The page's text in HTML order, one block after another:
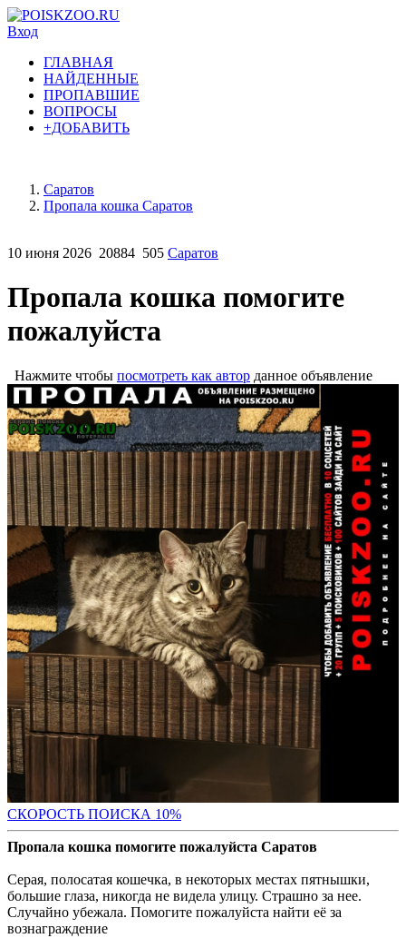
Вход
ГЛАВНАЯ
НАЙДЕННЫЕ
ПРОПАВШИЕ
ВОПРОСЫ
+ДОБАВИТЬ
Саратов
Пропала кошка Саратов
10 июня 2026 20884 505 Саратов
Пропала кошка помогите
пожалуйста
Нажмите чтобы посмотреть как автор данное объявление
СКОРОСТЬ ПОИСКА 10%
Пропала кошка помогите пожалуйста Саратов
Серая, полосатая кошечка, в некоторых местах пятнышки,
большие глаза, никогда не видела улицу. Страшно за нее.
Случайно убежала. Помогите пожалуйста найти её за
вознаграждение